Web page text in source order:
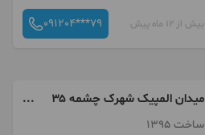
بیش از 12 ماه پیش 091204***79
میدان المپیک شهرک چشمه ۳۵
متر مغازه
ساخت 1395